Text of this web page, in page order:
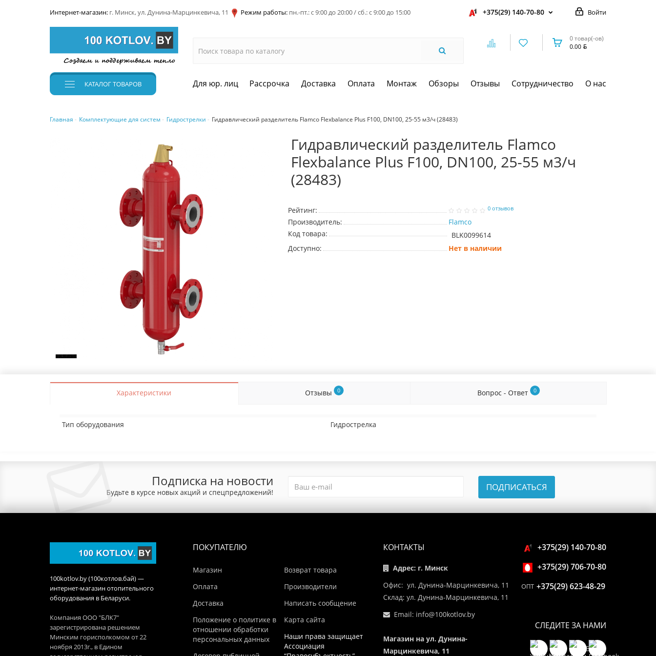
Интернет-магазин: г. Минск, ул. Дунина-Марцинкевича, 11 Режим работы: пн.-пт.: с 9:00 до 20:00 / сб.: с 9:00 до 15:00 Войти
+375(29) 140-70-80
0 товар(-ов)
0.00
КАТАЛОГТОВАРОВ Для юр. лиц Рассрочка Доставка Оплата Монтаж Обзоры Отзывы Сотрудничество О нас
Главная Комплектующие для систем Гидрострелки Гидравлический разделитель Flamco Flexbalance Plus F100, DN100, 25-55 м3/ч (28483)
Гидравлический разделитель Flamco
Flexbalance Plus F100, DN100, 25-55 м3/ч
(28483)
Рейтинг: 0 отзывов
Производитель:
Flamco
Код товара:
BLK0099614
Доступно:
Нет в наличии
Характеристики Отзывы 0 Вопрос - Ответ 0
Тип оборудования Гидрострелка
Подписка на новости
Будьте в курсе новых акций и спецпредложений! ПОДПИСАТЬСЯ
100kotlov.by (100котлов.бай) —
интернет-магазин отопительного
оборудования в Беларуси.
Компания ООО "БЛК7"
зарегистрирована решением
Минским горисполкомом от 22
ноября 2013г., в Едином
ПОКУПАТЕЛЮ
Магазин
Оплата
Доставка
Положение о политике в
отношении обработки
персональных данных
Возврат товара
Производители
Написать сообщение
Карта сайта
Наши права защищает
Ассоциация
КОНТАКТЫ
Адрес: г. Минск
Офис: ул. Дунина-Марцинкевича, 11
Склад: ул. Дунина-Марцинкевича, 11
Email: info@100kotlov.by
Магазин на ул. Дунина-
Марцинкевича, 11
+375(29) 140-70-80
+375(29) 706-70-80
ОПТ +375(29) 623-48-29
СЛЕДИТЕ ЗА НАМИ